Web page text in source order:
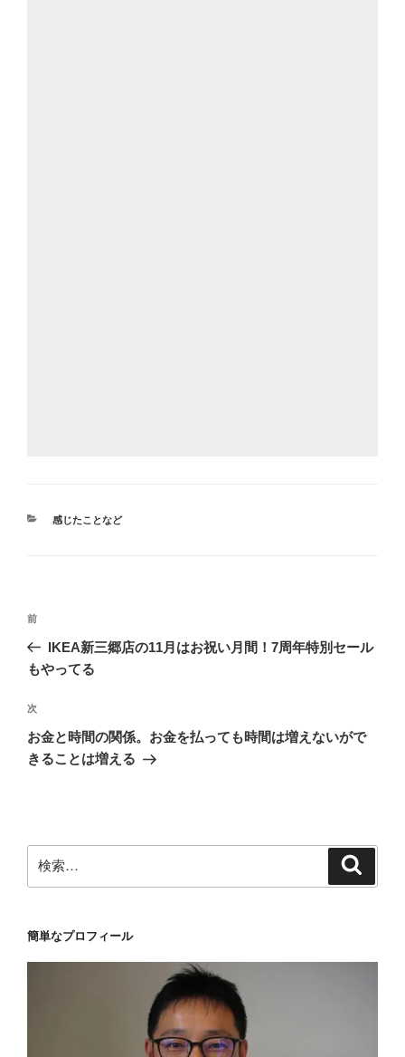
カ
感じたことなど
投
ナ
ゲ
ー
シ
前
の
投
前
IKEA新三郷店の11月はお祝い月間！7周年特別セール
もやってる
次
の
投
次
お金と時間の関係。お金を払っても時間は増えないがで
きることは増える
索:
簡単なプロフィール